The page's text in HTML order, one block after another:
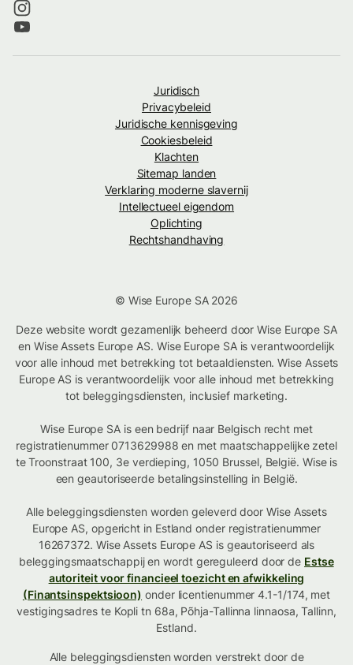
Juridisch
Privacybeleid
Juridische kennisgeving
Cookiesbeleid
Klachten
Sitemap landen
Verklaring moderne slavernij
Intellectueel eigendom
Oplichting
Rechtshandhaving
© Wise Europe SA 2026
Deze website wordt gezamenlijk beheerd door Wise Europe SA
en Wise Assets Europe AS. Wise Europe SA is verantwoordelijk
voor alle inhoud met betrekking tot betaaldiensten. Wise Assets
Europe AS is verantwoordelijk voor alle inhoud met betrekking
tot beleggingsdiensten, inclusief marketing.
Wise Europe SA is een bedrijf naar Belgisch recht met
registratienummer 0713629988 en met maatschappelijke zetel
te Troonstraat 100, 3e verdieping, 1050 Brussel, België. Wise is
een geautoriseerde betalingsinstelling in België.
Alle beleggingsdiensten worden geleverd door Wise Assets
Europe AS, opgericht in Estland onder registratienummer
16267372. Wise Assets Europe AS is geautoriseerd als
beleggingsmaatschappij en wordt gereguleerd door de Estse
autoriteit voor financieel toezicht en afwikkeling
(Finantsinspektsioon) onder licentienummer 4.1-1/174, met
vestigingsadres te Kopli tn 68a, Põhja-Tallinna linnaosa, Tallinn,
Estland.
Alle beleggingsdiensten worden verstrekt door de